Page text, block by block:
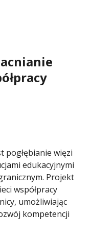
pogłębianie więzi
edukacyjnymi
Projekt
współpracy
umożliwiając
kompetencji